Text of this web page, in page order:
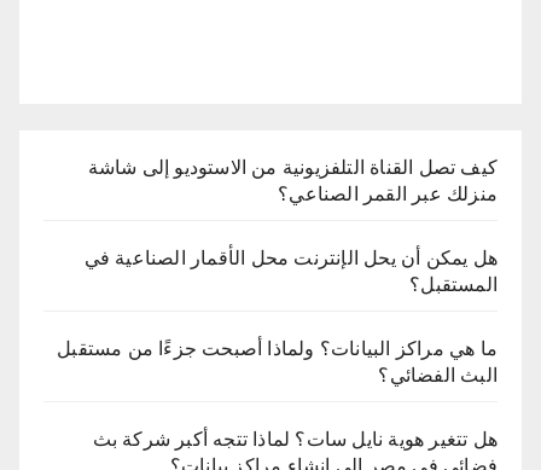
كيف تصل القناة التلفزيونية من الاستوديو إلى شاشة
منزلك عبر القمر الصناعي؟
هل يمكن أن يحل الإنترنت محل الأقمار الصناعية في
المستقبل؟
ما هي مراكز البيانات؟ ولماذا أصبحت جزءًا من مستقبل
البث الفضائي؟
هل تتغير هوية نايل سات؟ لماذا تتجه أكبر شركة بث
فضائي في مصر إلى إنشاء مراكز بيانات؟